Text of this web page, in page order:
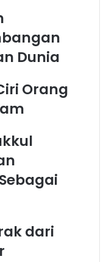
Dunia
Orang
dari